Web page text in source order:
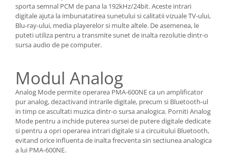
sporta semnal PCM de pana la 192kHz/24bit. Aceste intrari
digitale ajuta la imbunatatirea sunetului si calitatii vizuale TV-ului,
Blu-ray-ului, media playerelor si multe altele. De asemenea, le
puteti utiliza pentru a transmite sunet de inalta rezolutie dintr-o
sursa audio de pe computer.
Modul Analog
Analog Mode permite operarea PMA-600NE ca un amplificator
pur analog, dezactivand intrarile digitale, precum si Bluetooth-ul
in timp ce ascultati muzica dintr-o sursa analogica. Porniti Analog
Mode pentru a inchide puterea sursei de putere digitale dedicate
si pentru a opri operarea intrari digitale si a circuitului Bluetooth,
evitand orice influenta de inalta frecventa sin sectiunea analogica
a lui PMA-600NE.